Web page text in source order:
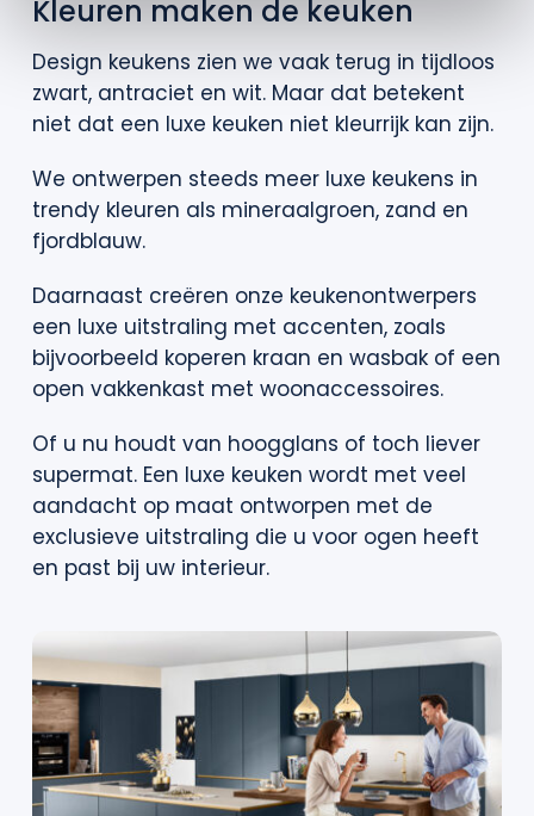
Kleuren maken de keuken
Design keukens zien we vaak terug in tijdloos
zwart, antraciet en wit. Maar dat betekent
niet dat een luxe keuken niet kleurrijk kan zijn.
We ontwerpen steeds meer luxe keukens in
trendy kleuren als mineraalgroen, zand en
fjordblauw.
Daarnaast creëren onze keukenontwerpers
een luxe uitstraling met accenten, zoals
bijvoorbeeld koperen kraan en wasbak of een
open vakkenkast met woonaccessoires.
Of u nu houdt van hoogglans of toch liever
supermat. Een luxe keuken wordt met veel
aandacht op maat ontworpen met de
exclusieve uitstraling die u voor ogen heeft
en past bij uw interieur.